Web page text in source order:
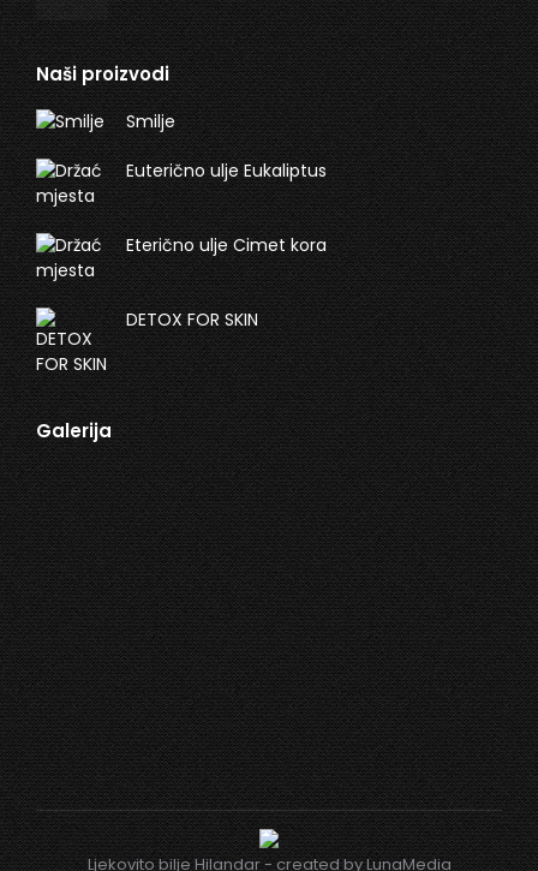
Naši proizvodi
Smilje
Euterično ulje Eukaliptus
Eterično ulje Cimet kora
DETOX FOR SKIN
Galerija
Ljekovito bilje Hilandar - created byLunaMedia